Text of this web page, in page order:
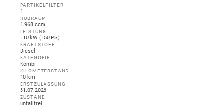
PARTIKELFILTER
1
HUBRAUM
1.968 ccm
LEISTUNG
110 kW (150 PS)
KRAFTSTOFF
Diesel
KATEGORIE
Kombi
KILOMETERSTAND
10 km
ERSTZULASSUNG
31.07.2026
ZUSTAND
unfallfrei